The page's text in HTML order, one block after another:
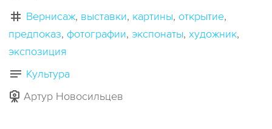
Вернисаж выставки картины открытие
предпоказ фотографии экспонаты художник
экспозиция
Культура
Артур Новосильцев